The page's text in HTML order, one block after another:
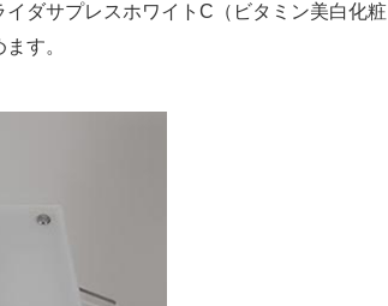
ダサプレスホワイトC（ビタミン美白化粧
す。